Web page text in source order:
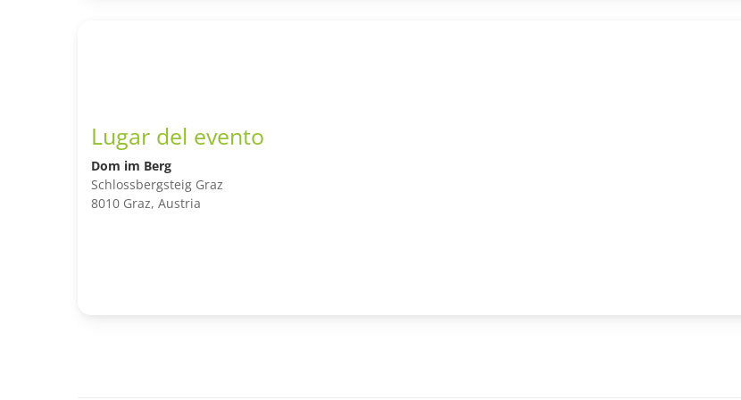
Lugar del evento
Dom im Berg
Schlossbergsteig Graz
8010 Graz, Austria